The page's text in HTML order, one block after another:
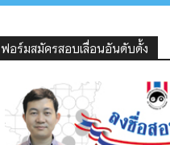
ฟอร์มสมัครสอบเลื่อนอันดับดั้ง